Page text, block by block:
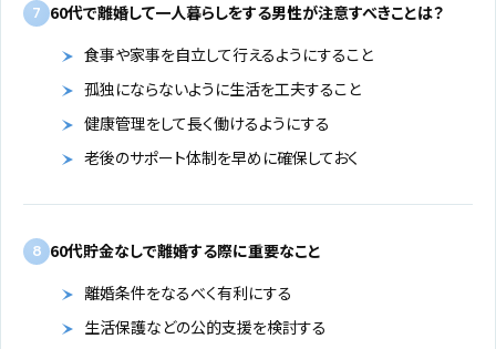
7 60代で離婚して一人暮らしをする男性が注意すべきことは？
食事や家事を自立して行えるようにすること
孤独にならないように生活を工夫すること
健康管理をして長く働けるようにする
老後のサポート体制を早めに確保しておく
8 60代貯金なしで離婚する際に重要なこと
離婚条件をなるべく有利にする
生活保護などの公的支援を検討する